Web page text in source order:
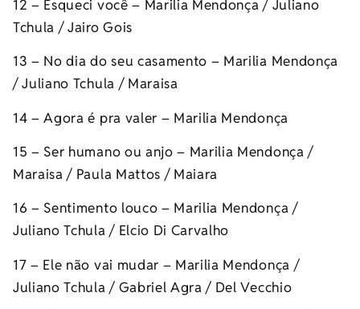
12 – Esqueci você – Marilia Mendonça / Juliano
Tchula / Jairo Gois
13 – No dia do seu casamento – Marilia Mendonça
/ Juliano Tchula / Maraisa
14 – Agora é pra valer – Marilia Mendonça
15 – Ser humano ou anjo – Marilia Mendonça /
Maraisa / Paula Mattos / Maiara
16 – Sentimento louco – Marilia Mendonça /
Juliano Tchula / Elcio Di Carvalho
17 – Ele não vai mudar – Marilia Mendonça /
Juliano Tchula / Gabriel Agra / Del Vecchio